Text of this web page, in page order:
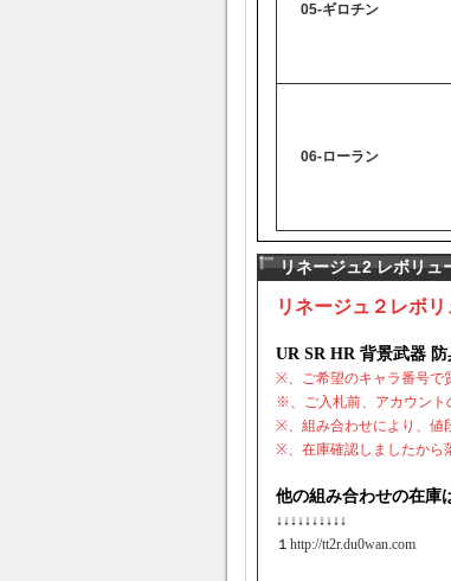
05-ギロチン
06-ローラン
リネージュ2 レボリュ
リネージュ２レボ
UR SR HR 背景武器
※、ご希望のキャラ番号で
※、ご入札前、アカウント
※、組み合わせにより、値
※、在庫確認しましたから
他の組み合わせの在庫
↓↓↓↓↓↓↓↓↓↓
１ http://tt2r.du0wan.com